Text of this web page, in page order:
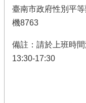
臺南市政府性別平
機8763
備註：請於上班時
13:30-17:30